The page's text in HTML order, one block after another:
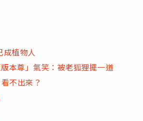
植物人
本尊」氣笑：被老狐狸擺一道
不出來？